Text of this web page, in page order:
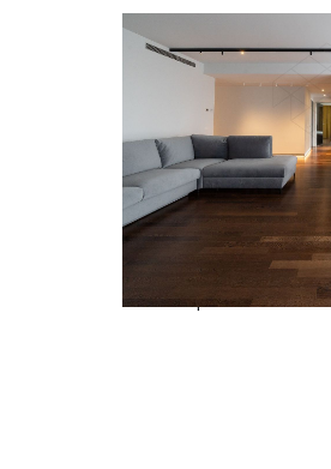
Descarca prezentarea